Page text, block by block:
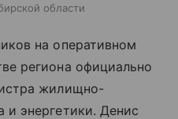
области
на оперативном
региона официально
жилищно-
и энергетики. Денис